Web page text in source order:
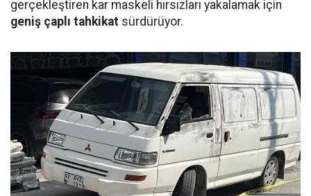
gerçekleştiren kar maskeli hırsızları yakalamak için
geniş çaplı tahkikat sürdürüyor.